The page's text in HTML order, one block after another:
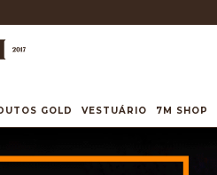
GOLD VESTUÁRIO 7M SHOP